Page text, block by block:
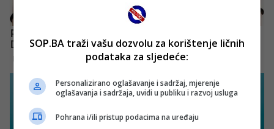
SOP.BA traži vašu dozvolu za korištenje ličnih
podataka za sljedeće:
Personalizirano oglašavanje i sadržaj, mjerenje
oglašavanja i sadržaja, uvidi u publiku i razvoj usluga
Pohrana i/ili pristup podacima na uređaju